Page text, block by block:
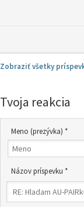
Zobraziť všetky
Tvoja reakcia
Meno (prezývka) *
Názov príspevku *